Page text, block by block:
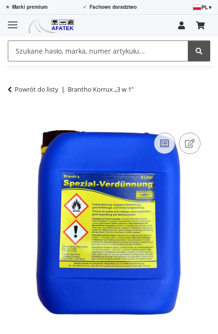
⭐ Marki premium ✓ Fachowe doradztwo PL▾
Powrót do listy Brantho Korrux „3 w 1”